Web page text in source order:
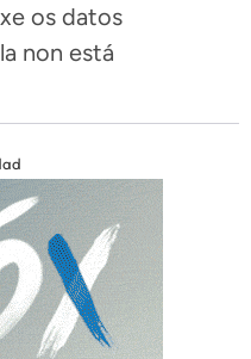
os datos
non está